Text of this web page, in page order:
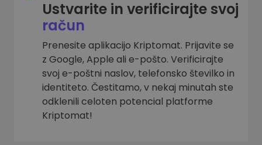
Ustvarite in verificirajte svoj
račun
Prenesite aplikacijo Kriptomat. Prijavite se
z Google, Apple ali e-pošto. Verificirajte
svoj e-poštni naslov, telefonsko številko in
identiteto. Čestitamo, v nekaj minutah ste
odklenili celoten potencial platforme
Kriptomat!